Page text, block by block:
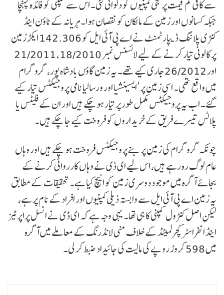
سے کافی کم قیمت پر نجی کمپنیوں کو دلوائی گئی۔ اس سے کمپنی کو فائدہ پہنچا
جبکہ کسانوں اور زمین کے مالکان کو نقصان ہوا۔ ہریانہ کے ٹاؤن اینڈ
کنٹری پلاننگ ڈیپارٹمنٹ نے اے پی آئی ایل کو 142.306 ایکڑ زمین
پر کالونی تیار کرنے کے لیے لائسنس نمبر 18/2010، 21/2011
اور 26/2012 جاری کیے تھے۔ یہ زمین گاؤں بادشاہ پور، گروگرام
میں واقع تھی۔ اسی زمین پر ’ایسینشیا اور ورسالیا نامی پروجیکٹس تیار کیے
گئے۔ اب یہ پروجیکٹس مکمل طور پر تیار ہو چکے ہیں اور ان کے فلیٹس یا
پلاٹس تیسرے فریق کے خریداروں کو فروخت کیے جا چکے ہیں۔
چونکہ گروگرام کی زمین پر بنے پروجیکٹس فروخت ہو چکے ہیں اور وہاں
عام لوگ رہ رہے ہیں، اس لیے ای ڈی نے وہاں کارروائی کرنے کے
بجائے آگرہ میں موجود دوسری زمین کو اٹیچ کیا ہے۔ تحقیقات کے مطابق
یہ زمین اے پی آئی ایل سے وابستہ ذیلی کمپنیوں اور افراد کے نام پر ہے،
لیکن اصل کنٹرول کمپنی کا ہی تھا۔ یہی وجہ ہے کہ ای ڈی نے انسل پراپرٹیز
اینڈ انفراسٹرکچر لمیٹڈ کے خلاف منی لانڈرنگ کے معاملے میں آگرہ
میں 598 کروڑ روپے کی مالیت کی جائیداد ضبط کر لی۔